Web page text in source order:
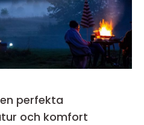
perfekta
och komfort